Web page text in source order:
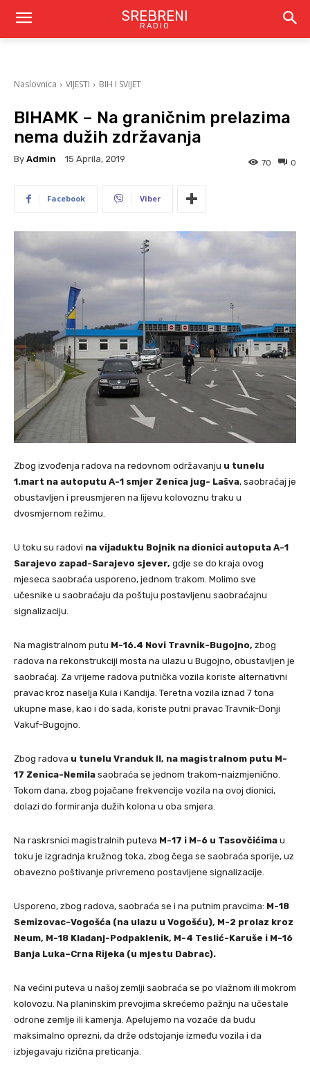
SREBRENI
RADIO
Naslovnica VIJESTI BIH I SVIJET
BIHAMK – Na graničnim prelazima
nema dužih zdržavanja
By Admin 15 Aprila, 2019 0
70
Facebook Viber
Zbog izvođenja radova na redovnom održavanju u tunelu
1.mart na autoputu A-1 smjer Zenica jug- Lašva, saobraćaj je
obustavljen i preusmjeren na lijevu kolovoznu traku u
dvosmjernom režimu.
U toku su radovi na vijaduktu Bojnik na dionici autoputa A-1
Sarajevo zapad-Sarajevo sjever, gdje se do kraja ovog
mjeseca saobraća usporeno, jednom trakom. Molimo sve
učesnike u saobraćaju da poštuju postavljenu saobraćajnu
signalizaciju.
Na magistralnom putu M-16.4 Novi Travnik-Bugojno, zbog
radova na rekonstrukciji mosta na ulazu u Bugojno, obustavljen je
saobraćaj. Za vrijeme radova putnička vozila koriste alternativni
pravac kroz naselja Kula i Kandija. Teretna vozila iznad 7 tona
ukupne mase, kao i do sada, koriste putni pravac Travnik-Donji
Vakuf-Bugojno.
Zbog radova u tunelu Vranduk II, na magistralnom putu M-
17 Zenica-Nemila saobraća se jednom trakom-naizmjenično.
Tokom dana, zbog pojačane frekvencije vozila na ovoj dionici,
dolazi do formiranja dužih kolona u oba smjera.
Na raskrsnici magistralnih puteva M-17 i M-6 u Tasovčićima u
toku je izgradnja kružnog toka, zbog čega se saobraća sporije, uz
obavezno poštivanje privremeno postavljene signalizacije.
Usporeno, zbog radova, saobraća se i na putnim pravcima: M-18
Semizovac-Vogošća (na ulazu u Vogošću), M-2 prolaz kroz
Neum, M-18 Kladanj-Podpaklenik, M-4 Teslić-Karuše i M-16
Banja Luka–Crna Rijeka (u mjestu Dabrac).
Na većini puteva u našoj zemlji saobraća se po vlažnom ili mokrom
kolovozu. Na planinskim prevojima skrećemo pažnju na učestale
odrone zemlje ili kamenja. Apelujemo na vozače da budu
maksimalno oprezni, da drže odstojanje između vozila i da
izbjegavaju rizična preticanja.